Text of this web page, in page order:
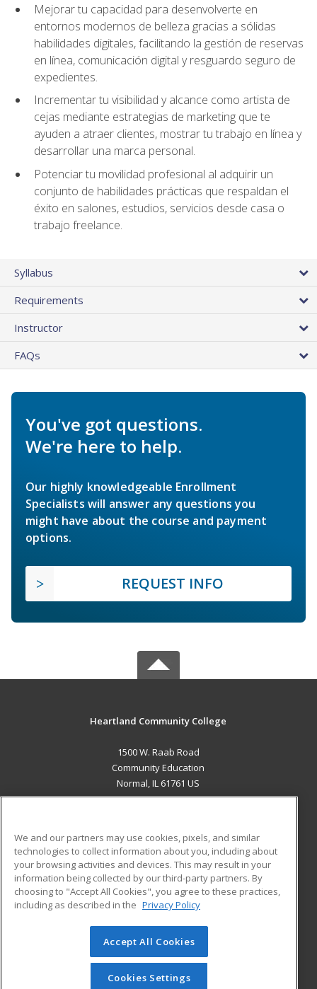
Mejorar tu capacidad para desenvolverte en
entornos modernos de belleza gracias a sólidas
habilidades digitales, facilitando la gestión de reservas
en línea, comunicación digital y resguardo seguro de
expedientes.
Incrementar tu visibilidad y alcance como artista de
cejas mediante estrategias de marketing que te
ayuden a atraer clientes, mostrar tu trabajo en línea y
desarrollar una marca personal.
Potenciar tu movilidad profesional al adquirir un
conjunto de habilidades prácticas que respaldan el
éxito en salones, estudios, servicios desde casa o
trabajo freelance.
Syllabus
Requirements
Instructor
FAQs
You've got questions.
We're here to help.
Our highly knowledgeable Enrollment
Specialists will answer any questions you
might have about the course and payment
options.
REQUEST INFO
Heartland Community College
1500 W. Raab Road
Community Education
Normal, IL 61761 US
ADDITIONAL RESOURCES
Military
Financial Assistance
Help
Student Blog
© 2026 ed2go, a division of Cengage Learning. All rights
reserved. The material on this site cannot be reproduced or
redistributed unless you have obtained prior written
We and our partners may use cookies, pixels, and similar
technologies to collect information about you, including about
your browsing activities and devices. This may result in your
information being collected by our third-party partners. By
choosing to "Accept All Cookies", you agree to these practices,
including as described in the Privacy Policy
Accept All Cookies
Cookies Settings